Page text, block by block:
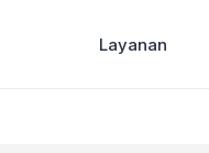
Layanan